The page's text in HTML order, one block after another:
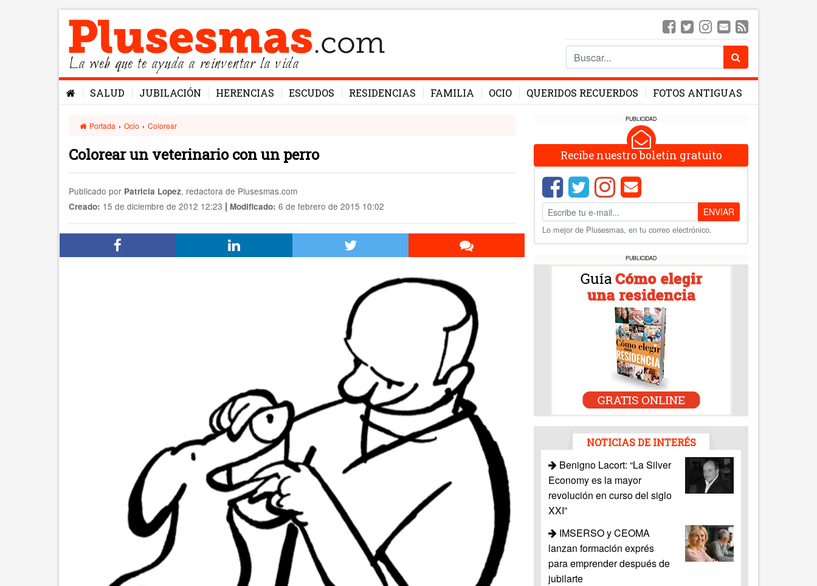
La web que te ayuda a reinventar la vida
SALUD JUBILACIÓN HERENCIAS ESCUDOS RESIDENCIAS FAMILIA OCIO QUERIDOS RECUERDOS FOTOS ANTIGUAS
Portada › Ocio › Colorear
Colorear un veterinario con un perro
Publicado por Patricia Lopez, redactora de Plusesmas.com
Creado: 15 de diciembre de 2012 12:23 | Modificado: 6 de febrero de 2015 10:02
PUBLICIDAD
Recibe nuestro boletín gratuito
ENVIAR
Lo mejor de Plusesmas, en tu correo electrónico.
PUBLICIDAD
NOTICIAS DE INTERÉS
Benigno Lacort: “La Silver
Economy es la mayor
revolución en curso del siglo
XXI”
IMSERSO y CEOMA
lanzan formación exprés
para emprender después de
jubilarte